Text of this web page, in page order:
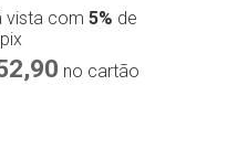
vista com5% de
no cartão